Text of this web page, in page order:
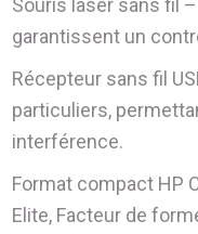
Souris laser sans fil
garantissent un
Récepteur sans fil
particuliers,
interférence.
Format compact HP
Elite, Facteur de